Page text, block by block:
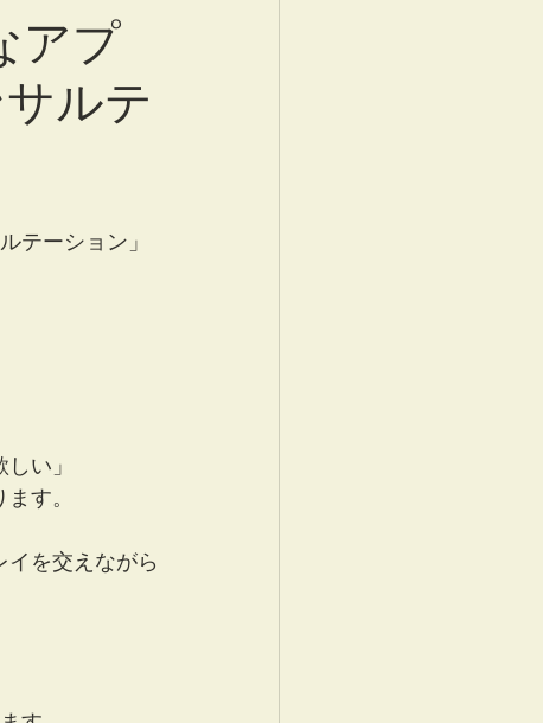
アプ
ルテ
テーション」
い」
す。
を交えながら